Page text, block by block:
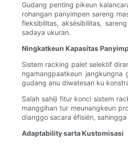
Gudang penting pikeun
rohangan panyimpen sareng
fleksibilitas, aksésibilitas,
sadaya ukuran.
Ningkatkeun Kapasitas
Sistem racking palet selektif
ngamangpaatkeun
gudang anu diwatesan ku
Salah sahiji fitur konci sistem
manggihan tur meunangkeun
dianggo sacara éfisién,
Adaptability sarta Kustomisasi